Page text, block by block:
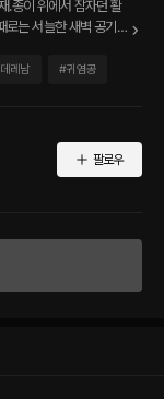
.종이 위에서 잠자던 활
로는 서늘한 새벽 공기처
레남 #귀염공
팔로우